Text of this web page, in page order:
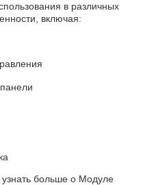
в различных
включая:
больше о Модуле